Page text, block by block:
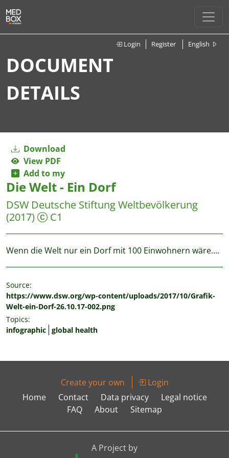
Login Register English
DOCUMENT
DETAILS
Download
View PDF
Add to my
Die Welt - Ein Dorf
DSW Deutsche Stiftung Weltbevölkerung
(2017)
C1
Wenn die Welt nur ein Dorf mit 100 Einwohnern wäre....
Source:
https://www.dsw.org/wp-content/uploads/2017/10/Grafik-
Welt-ein-Dorf-26.10.17-002.png
Topics:
infographic global health
Create your own
Login
Home
Contact Data privacy
Legal notice
FAQ
About Sitemap
A Project by